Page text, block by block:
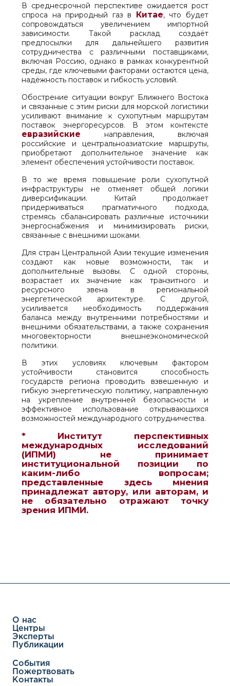
В среднесрочной перспективе ожидается рост
спроса на природный газ в Китае, что будет
сопровождаться увеличением импортной
зависимости. Такой расклад создаёт
предпосылки для дальнейшего развития
сотрудничества с различными поставщиками,
включая Россию, однако в рамках конкурентной
среды, где ключевыми факторами остаются цена,
надёжность поставок и гибкость условий.
Обострение ситуации вокруг Ближнего Востока
и связанные с этим риски для морской логистики
усиливают внимание к сухопутным маршрутам
поставок энергоресурсов. В этом контексте
евразийские направления, включая
российские и центральноазиатские маршруты,
приобретают дополнительное значение как
элемент обеспечения устойчивости поставок.
В то же время повышение роли сухопутной
инфраструктуры не отменяет общей логики
диверсификации. Китай продолжает
придерживаться прагматичного подхода,
стремясь сбалансировать различные источники
энергоснабжения и минимизировать риски,
связанные с внешними шоками.
Для стран Центральной Азии текущие изменения
создают как новые возможности, так и
дополнительные вызовы. С одной стороны,
возрастает их значение как транзитного и
ресурсного звена в региональной
энергетической архитектуре. С другой,
усиливается необходимость поддержания
баланса между внутренними потребностями и
внешними обязательствами, а также сохранения
многовекторности внешнеэкономической
политики.
В этих условиях ключевым фактором
устойчивости становится способность
государств региона проводить взвешенную и
гибкую энергетическую политику, направленную
на укрепление внутренней безопасности и
эффективное использование открывающихся
возможностей международного сотрудничества.
* Институт перспективных
международных исследований
(ИПМИ) не принимает
институциональной позиции по
каким-либо вопросам;
представленные здесь мнения
принадлежат автору, или авторам, и
не обязательно отражают точку
зрения ИПМИ.
О нас
Центры
Эксперты
Публикации
События
Пожертвовать
Контакты